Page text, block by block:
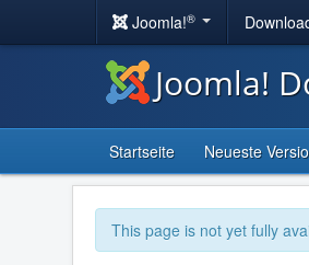
Joomla!®
Joomla!
Startseite Neueste
This page is not yet fully